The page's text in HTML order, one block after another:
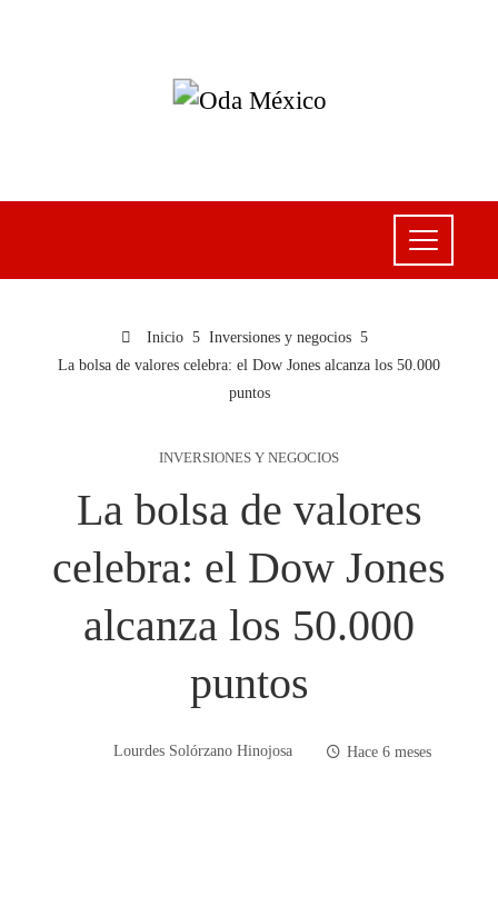
Inicio
Inversiones y negocios
La bolsa de valores celebra: el Dow Jones alcanza los 50.000
puntos
INVERSIONES Y NEGOCIOS
La bolsa de valores
celebra: el Dow Jones
alcanza los 50.000
puntos
Lourdes Solórzano Hinojosa Hace 6 meses